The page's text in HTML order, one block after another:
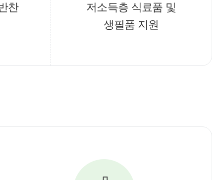
찬
저소득층 식료품 및
생필품 지원